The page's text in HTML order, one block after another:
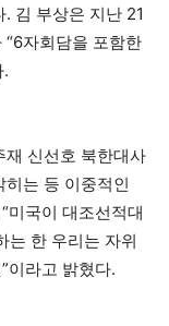
김 부상은 지난 21
자회담을 포함한
.
재 신선호 북한대사
는 등 이중적인
미국이 대조선적대
는 한 우리는 자위
이라고 밝혔다.